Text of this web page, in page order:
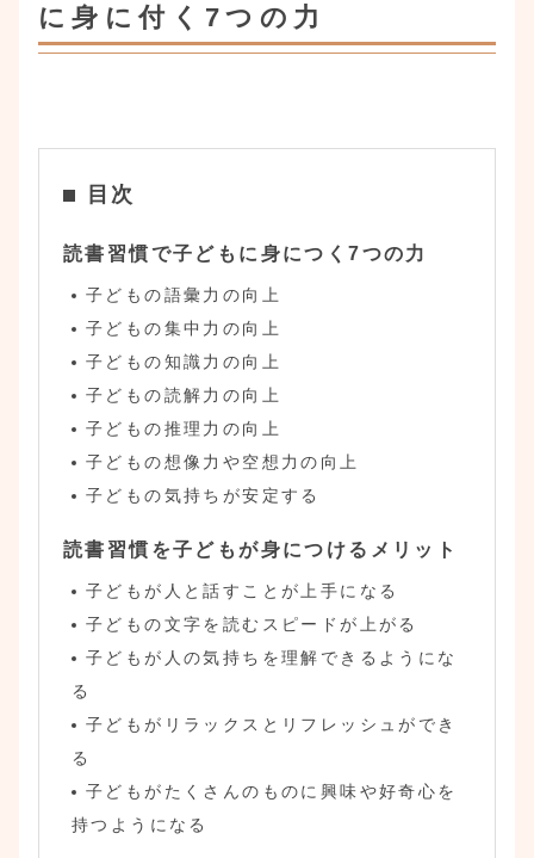
に身に付く7つの力
目次
読書習慣で子どもに身につく7つの力
子どもの語彙力の向上
子どもの集中力の向上
子どもの知識力の向上
子どもの読解力の向上
子どもの推理力の向上
子どもの想像力や空想力の向上
子どもの気持ちが安定する
読書習慣を子どもが身につけるメリット
子どもが人と話すことが上手になる
子どもの文字を読むスピードが上がる
子どもが人の気持ちを理解できるようにな
る
子どもがリラックスとリフレッシュができ
る
子どもがたくさんのものに興味や好奇心を
持つようになる